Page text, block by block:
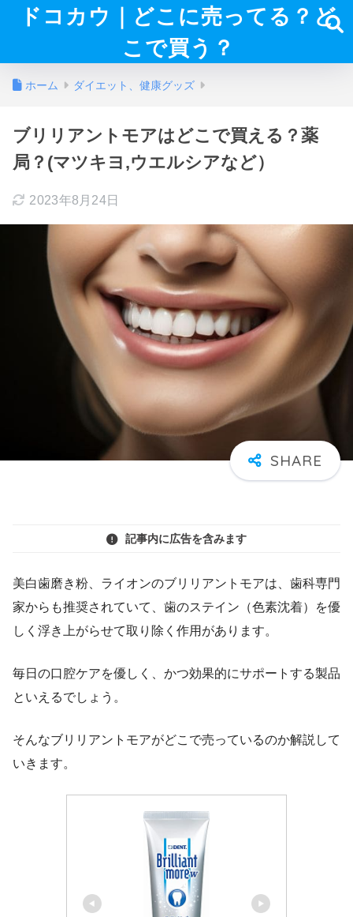
ドコカウ｜どこに売ってる？ど
こで買う？
ホーム ダイエット、健康グッズ
ブリリアントモアはどこで買える？薬
局？(マツキヨ,ウエルシアなど）
2023年8月24日
記事内に広告を含みます
美白歯磨き粉、ライオンのブリリアントモアは、歯科専門
家からも推奨されていて、歯のステイン（色素沈着）を優
しく浮き上がらせて取り除く作用があります。
毎日の口腔ケアを優しく、かつ効果的にサポートする製品
といえるでしょう。
そんなブリリアントモアがどこで売っているのか解説して
いきます。